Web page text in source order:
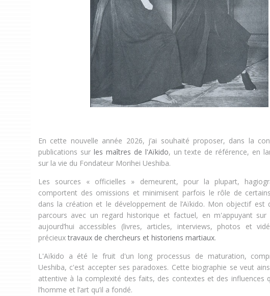
En cette nouvelle année 2026, j’ai souhaité proposer, dans la
publications sur les maîtres de l'Aïkido, un texte de référence, en
sur la vie du Fondateur Morihei Ueshiba.
Les sources « officielles » demeurent, pour la plupart,
comportent des omissions et minimisent parfois le rôle de
dans la création et le développement de l’Aïkido. Mon objectif est
parcours avec un regard historique et factuel, en m'appuyant sur
aujourd’hui accessibles (livres, articles, interviews, photos et
précieux travaux de chercheurs et historiens martiaux.
L'Aïkido a été le fruit d'un long processus de maturation,
Ueshiba, c'est accepter ses paradoxes. Cette biographie se veut
attentive à la complexité des faits, des contextes et des influences
l’homme et l’art qu’il a fondé.